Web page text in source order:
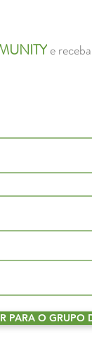
e
PARA O GRUPO